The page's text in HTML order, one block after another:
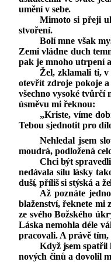
umění v sebe.
Mimoto si přeji
stvoření.
Bolí mne však
Zemi vládne duch
pak je mnoho utrpení
Žel, zklamali ti, v
otevřít zdroje pokoje a
všechno vysoké tvůrčí
úsměvu mi řeknou:
„Kriste, víme
Tebou sjednotit pro
Nehledal jsem
moudrá, podložená
Chci být
nedávala sílu lásky
duší, příliš si stýská a
Až poznáte
blaženství, řeknete mi
ze svého Božského
Láska nemohla déle
pracovali. A právě
Když jsem spatřil
nových činů a dovolil